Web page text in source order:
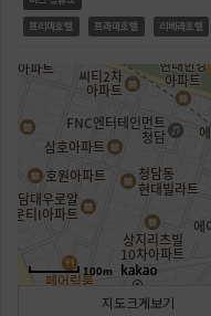
프리마호텔
프라마호텔 리베라호텔
100m
지도크게보기